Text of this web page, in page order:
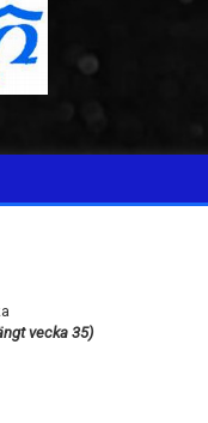
vecka 35)